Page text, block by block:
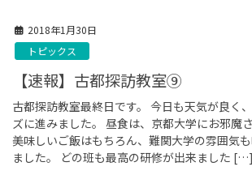
2018年1月30日
トピックス
【速報】古都探訪教室⑨
古都探訪教室最終日です。 今日も天気が良く
ズに進みました。 昼食は、京都大学にお邪魔
美味しいご飯はもちろん、難関大学の雰囲気
ました。 どの班も最高の研修が出来ました […]